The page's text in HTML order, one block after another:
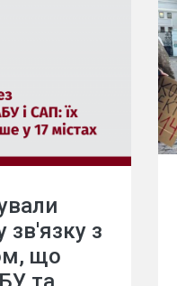
зв'язку з
що